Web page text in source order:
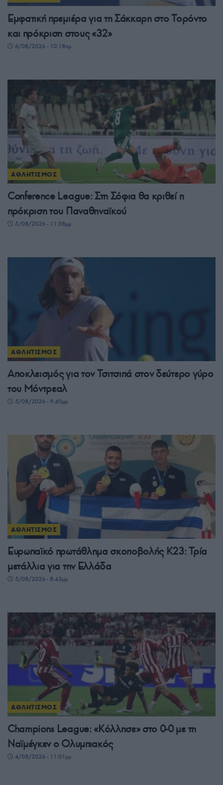
Εμφατική πρεμιέρα για τη Σάκκαρη στο Τορόντο
και πρόκριση στους «32»
6/08/2026 - 10:18πμ
ΑΘΛΗΤΙΣΜΟΣ
Conference League: Στη Σόφια θα κριθεί η
πρόκριση του Παναθηναϊκού
5/08/2026 - 11:58μμ
ΑΘΛΗΤΙΣΜΟΣ
Αποκλεισμός για τον Τσιτσιπά στον δεύτερο γύρο
του Μόντρεαλ
5/08/2026 - 9:40μμ
ΑΘΛΗΤΙΣΜΟΣ
Ευρωπαϊκό πρωτάθλημα σκοποβολής Κ23: Τρία
μετάλλια για την Ελλάδα
5/08/2026 - 8:43μμ
ΑΘΛΗΤΙΣΜΟΣ
Champions League: «Κόλλησε» στο 0-0 με τη
Ναϊμέγκεν ο Ολυμπιακός
4/08/2026 - 11:01μμ